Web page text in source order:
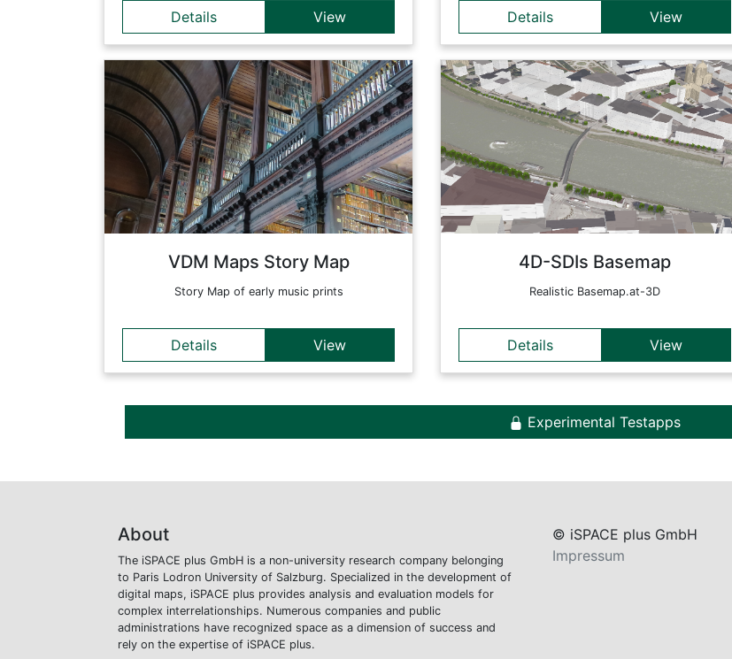
Details View Details View
VDM Maps Story Map
Story Map of early music prints
Details View
Details
The aim of the FWF funded VDM project was to
examine in detail every edition containing printed
music published in the German-speaking lands,
from the introduction of this new medium in 1470
until 1550. The research data can be analyzed in
more detail in this dynamically linked dashboard.
4D-SDIs Basemap
Realistic Basemap.at-3D
Details View
Details
This is the realistic version of the 3D-Basemap,
which means that it contains realistic-looking
buildings, trees and landmarks and uses
orthoimages as ground information. It was
created within the FFG-funded research project
'4D-SDIs' in cooperation with Synergis GmbH.
Experimental Testapps
About
The iSPACE plus GmbH is a non-university research company belonging
to Paris Lodron University of Salzburg. Specialized in the development of
digital maps, iSPACE plus provides analysis and evaluation models for
complex interrelationships. Numerous companies and public
administrations have recognized space as a dimension of success and
rely on the expertise of iSPACE plus.
© iSPACE plus GmbH
Impressum